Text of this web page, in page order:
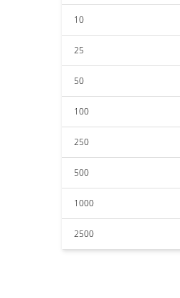
10
25
50
100
250
500
1000
2500